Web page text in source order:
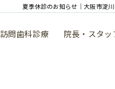
夏季休診のお知らせ｜大阪市淀
訪問歯科診療 院長・スタッ